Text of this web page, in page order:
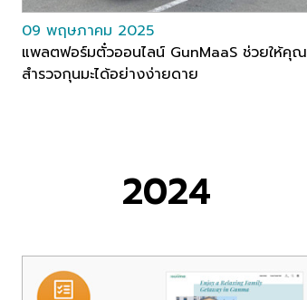
09 พฤษภาคม 2025
แพลตฟอร์มตั๋วออนไลน์ GunMaaS ช่วยให้คุณ
สำรวจกุนมะได้อย่างง่ายดาย
2024